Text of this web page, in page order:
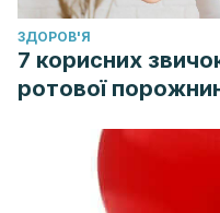
ЗДОРОВ'Я
7 корисних
ротової